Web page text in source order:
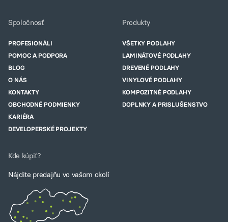
Spoločnosť
PROFESIONÁLI
POMOC A PODPORA
BLOG
O NÁS
KONTAKTY
OBCHODNÉ PODMIENKY
KARIÉRA
DEVELOPERSKÉ PROJEKTY
Produkty
VŠETKY PODLAHY
LAMINÁTOVÉ PODLAHY
DREVENÉ PODLAHY
VINYLOVÉ PODLAHY
KOMPOZITNÉ PODLAHY
DOPLNKY A PRISLUŠENSTVO
Kde kúpiť?
Nájdite predajňu vo vašom okolí